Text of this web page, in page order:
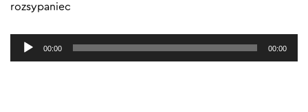
rozsypaniec
Odtwarzacz
plików00:00 00:00